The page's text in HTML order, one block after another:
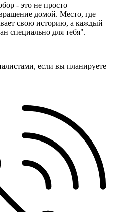
- это не просто
домой. Место, где
свою историю, а каждый
специально для тебя".
если вы планируете